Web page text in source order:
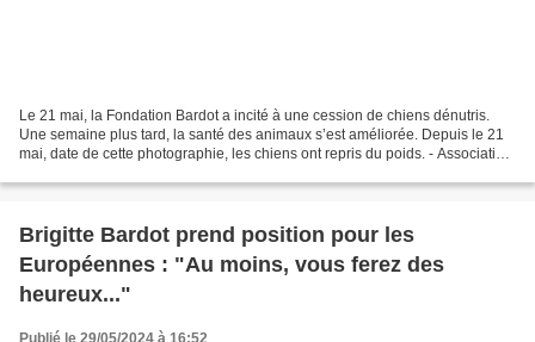
Le 21 mai, la Fondation Bardot a incité à une cession de chiens dénutris.
Une semaine plus tard, la santé des animaux s’est améliorée. Depuis le 21
mai, date de cette photographie, les chiens ont repris du poids. - Association
Brigitte Bardot prend position pour les
Européennes : "Au moins, vous ferez des
heureux..."
Publié le 29/05/2024 à 16:52